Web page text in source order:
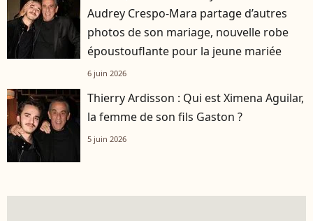
Audrey Crespo-Mara partage d’autres
photos de son mariage, nouvelle robe
époustouflante pour la jeune mariée
6 juin 2026
Thierry Ardisson : Qui est Ximena Aguilar,
la femme de son fils Gaston ?
5 juin 2026